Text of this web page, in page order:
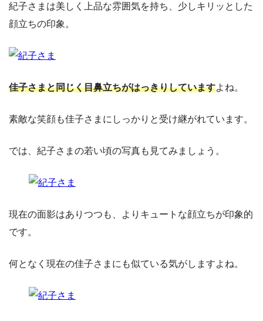
紀子さまは美しく上品な雰囲気を持ち、少しキリッとした
顔立ちの印象。
佳子さまと同じく目鼻立ちがはっきりしていますよね。
素敵な笑顔も佳子さまにしっかりと受け継がれています。
では、紀子さまの若い頃の写真も見てみましょう。
現在の面影はありつつも、よりキュートな顔立ちが印象的
です。
何となく現在の佳子さまにも似ている気がしますよね。